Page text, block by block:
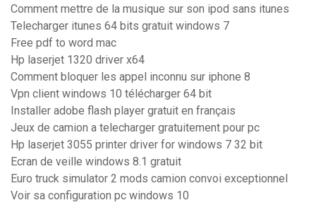
Comment mettre de la musique sur son ipod sans itunes
Telecharger itunes 64 bits gratuit windows 7
Free pdf to word mac
Hp laserjet 1320 driver x64
Comment bloquer les appel inconnu sur iphone 8
Vpn client windows 10 télécharger 64 bit
Installer adobe flash player gratuit en français
Jeux de camion a telecharger gratuitement pour pc
Hp laserjet 3055 printer driver for windows 7 32 bit
Ecran de veille windows 8.1 gratuit
Euro truck simulator 2 mods camion convoi exceptionnel
Voir sa configuration pc windows 10